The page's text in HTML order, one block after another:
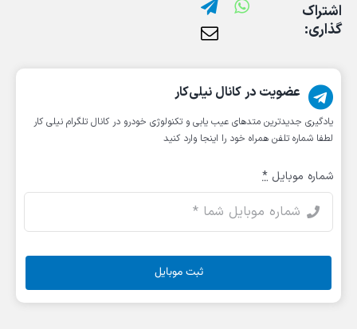
اشتراک
گذاری:
عضویت در کانال نیلی‌کار
یادگیری جدیدترین متد‌های عیب یابی‌ و تکنولوژی خودرو در کانال تلگرام نیلی کار
لطفا شماره تلفن همراه خود را اینجا وارد کنید
شماره موبایل *
ثبت موبایل